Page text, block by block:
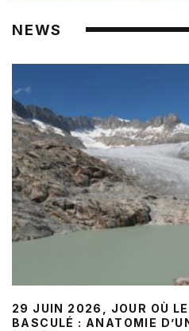
NEWS
29 JUIN 2026, JOUR OÙ
BASCULÉ : ANATOMIE